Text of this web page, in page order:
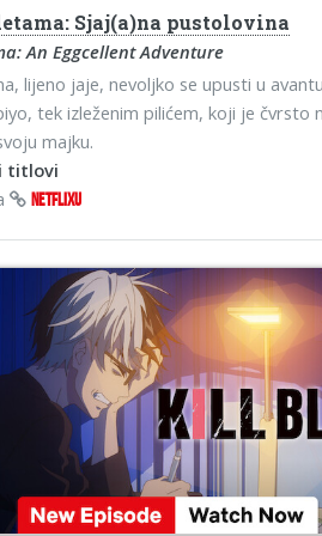
Sjaj(a)na pustolovina
An Eggcellent Adventure
lijeno jaje, nevoljko se upusti u
tek izleženim pilićem, koji je čvrsto
majku.
titlovi
NETFLIXU